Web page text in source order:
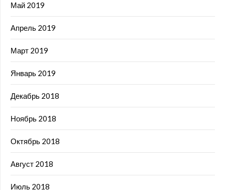
Май 2019
Апрель 2019
Март 2019
Январь 2019
Декабрь 2018
Ноябрь 2018
Октябрь 2018
Август 2018
Июль 2018